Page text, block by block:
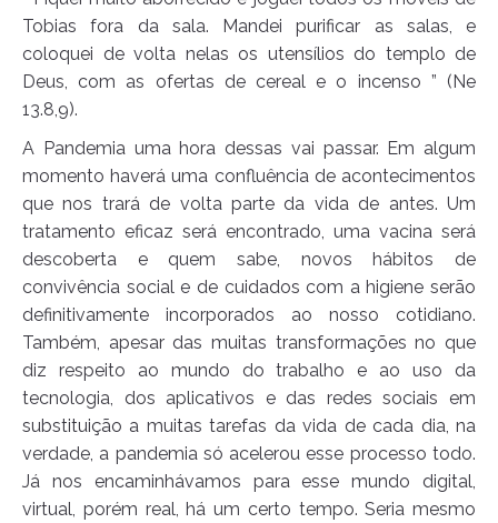
Tobias fora da sala. Mandei purificar as salas, e
coloquei de volta nelas os utensílios do templo de
Deus, com as ofertas de cereal e o incenso ” (Ne
13.8,9).
A Pandemia uma hora dessas vai passar. Em algum
momento haverá uma confluência de acontecimentos
que nos trará de volta parte da vida de antes. Um
tratamento eficaz será encontrado, uma vacina será
descoberta e quem sabe, novos hábitos de
convivência social e de cuidados com a higiene serão
definitivamente incorporados ao nosso cotidiano.
Também, apesar das muitas transformações no que
diz respeito ao mundo do trabalho e ao uso da
tecnologia, dos aplicativos e das redes sociais em
substituição a muitas tarefas da vida de cada dia, na
verdade, a pandemia só acelerou esse processo todo.
Já nos encaminhávamos para esse mundo digital,
virtual, porém real, há um certo tempo. Seria mesmo